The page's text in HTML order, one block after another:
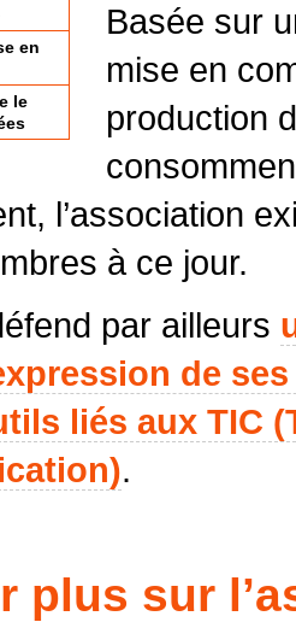
en
le
Basée sur
mise en
production
l’association
à ce jour.
par ailleurs
de
liés aux TIC
.
plus sur